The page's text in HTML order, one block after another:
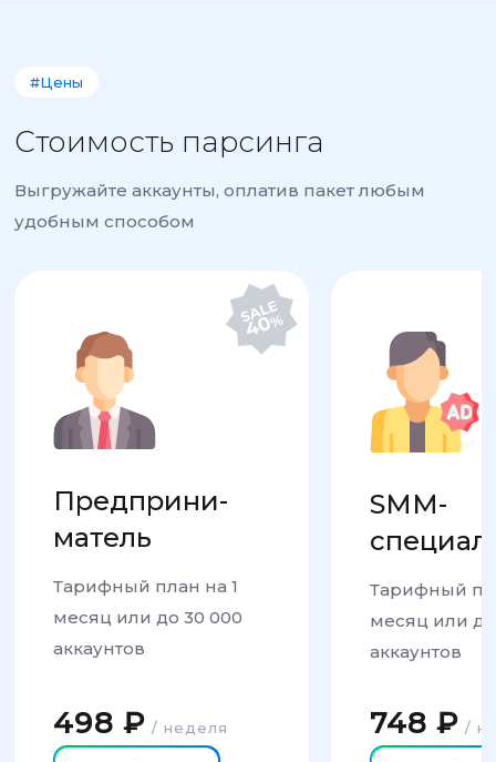
#Цены
Стоимость парсинга
Выгружайте аккаунты, оплатив пакет любым
удобным способом
Предприни-
матель
Тарифный план на 1
месяц или до 30 000
аккаунтов
498 ₽ / неделя
SMM-
Тарифный
месяц или до
аккаунтов
748 ₽ /